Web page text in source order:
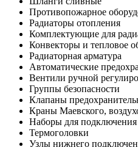
Противопожарное
Радиаторы отопления
Комплектующие для
Конвекторы и тепловое
Радиаторная арматура
Автоматические
Вентили ручной
Группы безопасности
Клапаны
Краны Маевского,
Наборы для подключения
Термоголовки
Узлы нижнего